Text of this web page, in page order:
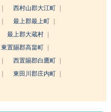
西村山郡大江町
最上郡最上町
最上郡大蔵村
東置賜郡高畠町
西置賜郡白鷹町
東田川郡庄内町